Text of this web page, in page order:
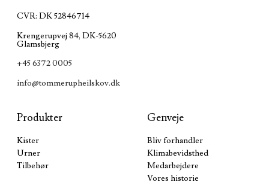
CVR: DK 52846714
Krengerupvej 84, DK-5620
Glamsbjerg
+45 6372 0005
info@tommerupheilskov.dk
Produkter
Kister
Urner
Tilbehør
Genveje
Bliv forhandler
Klimabevidsthed
Medarbejdere
Vores historie